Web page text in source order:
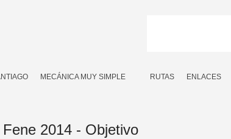
MECÁNICA MUY SIMPLE RUTAS ENLACES
2014 - Objetivo